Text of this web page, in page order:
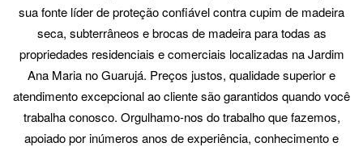
sua fonte líder de proteção confiável contra cupim de madeira
seca, subterrâneos e brocas de madeira para todas as
propriedades residenciais e comerciais localizadas na Jardim
Ana Maria no Guarujá. Preços justos, qualidade superior e
atendimento excepcional ao cliente são garantidos quando você
trabalha conosco. Orgulhamo-nos do trabalho que fazemos,
apoiado por inúmeros anos de experiência, conhecimento e